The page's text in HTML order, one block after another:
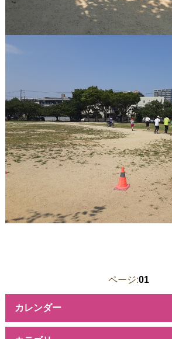
ページ:01
カレンダー